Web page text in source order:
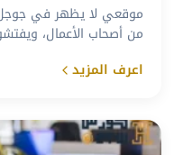
موقعي لا يظهر في جوجل
من أصحاب الأعمال،
اعرف المزيد